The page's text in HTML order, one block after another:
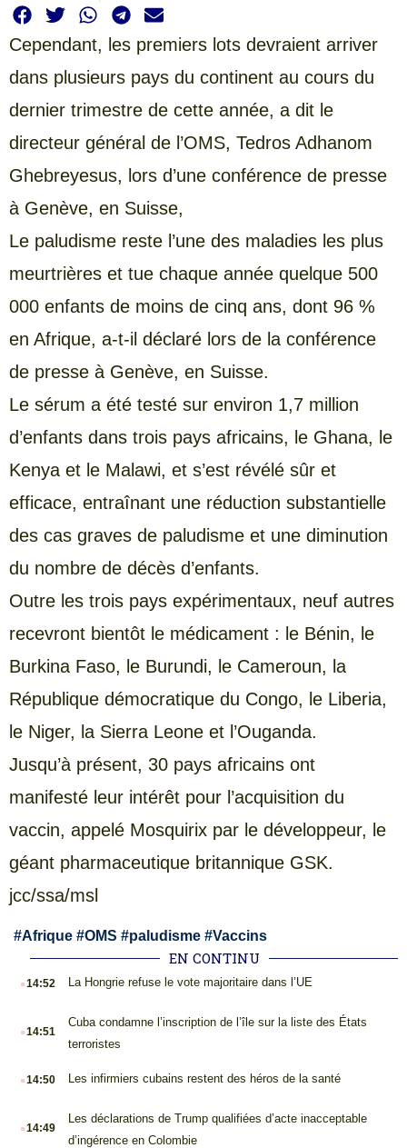
Cependant, les premiers lots devraient arriver
dans plusieurs pays du continent au cours du
dernier trimestre de cette année, a dit le
directeur général de l’OMS, Tedros Adhanom
Ghebreyesus, lors d’une conférence de presse
à Genève, en Suisse,
Le paludisme reste l’une des maladies les plus
meurtrières et tue chaque année quelque 500
000 enfants de moins de cinq ans, dont 96 %
en Afrique, a-t-il déclaré lors de la conférence
de presse à Genève, en Suisse.
Le sérum a été testé sur environ 1,7 million
d’enfants dans trois pays africains, le Ghana, le
Kenya et le Malawi, et s’est révélé sûr et
efficace, entraînant une réduction substantielle
des cas graves de paludisme et une diminution
du nombre de décès d’enfants.
Outre les trois pays expérimentaux, neuf autres
recevront bientôt le médicament : le Bénin, le
Burkina Faso, le Burundi, le Cameroun, la
République démocratique du Congo, le Liberia,
le Niger, la Sierra Leone et l’Ouganda.
Jusqu’à présent, 30 pays africains ont
manifesté leur intérêt pour l’acquisition du
vaccin, appelé Mosquirix par le développeur, le
géant pharmaceutique britannique GSK.
jсс/ssa/msl
#Afrique #OMS #paludisme #Vaccins
EN CONTINU
.14:52 La Hongrie refuse le vote majoritaire dans l’UE
.14:51
Cuba condamne l’inscription de l’île sur la liste des États
terroristes
.14:50 Les infirmiers cubains restent des héros de la santé
.14:49
Les déclarations de Trump qualifiées d’acte inacceptable
d’ingérence en Colombie